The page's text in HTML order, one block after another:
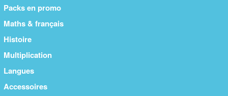
Packs en promo
Maths & français
Histoire
Multiplication
Langues
Accessoires